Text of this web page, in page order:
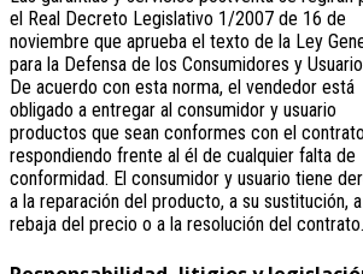
el Real Decreto Legislativo 1/2007 de 16 de
noviembre que aprueba el texto de la Ley
para la Defensa de los Consumidores y
De acuerdo con esta norma, el vendedor está
obligado a entregar al consumidor y usuario
productos que sean conformes con el
respondiendo frente al él de cualquier falta de
conformidad. El consumidor y usuario tiene
a la reparación del producto, a su sustitución,
rebaja del precio o a la resolución del contrato.